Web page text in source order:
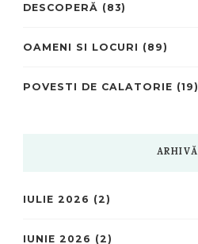
DESCOPERĂ (83)
OAMENI SI LOCURI (89)
POVESTI DE CALATORIE (19)
ARHIVĂ
IULIE 2026 (2)
IUNIE 2026 (2)